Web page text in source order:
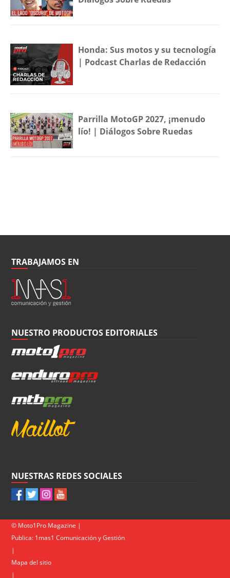
Honda: Sus motos y su tecnología
| Podcast Charlas de Redacción
Parrilla MotoGP 2027, ¡menudo
lío! | Diálogos Sobre Ruedas
TRABAJAMOS EN
NUESTRO PRODUCTOS EDITORIALES
NUESTRAS REDES SOCIALES
© Moto1Pro Magazine |
Publica: 1mas1 Comunicación y Gestión
|
Mapa del sitio
|